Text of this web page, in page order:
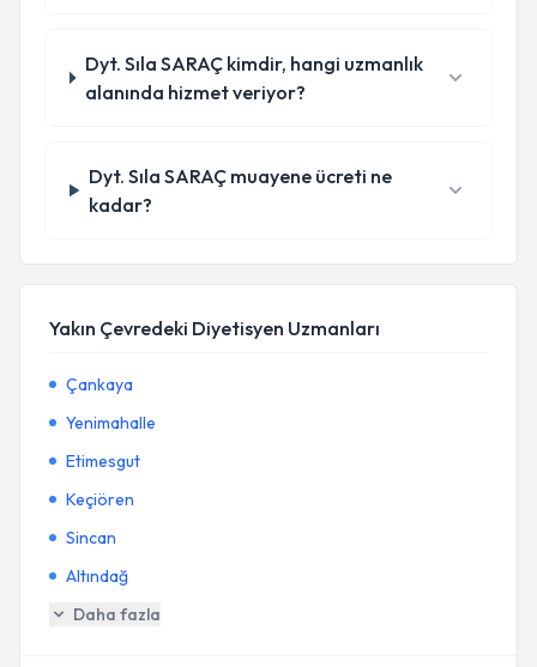
Dyt. Sıla SARAÇ kimdir, hangi uzmanlık
alanında hizmet veriyor?
Dyt. Sıla SARAÇ muayene ücreti ne
kadar?
Yakın Çevredeki Diyetisyen Uzmanları
Çankaya
Yenimahalle
Etimesgut
Keçiören
Sincan
Altındağ
Daha fazla